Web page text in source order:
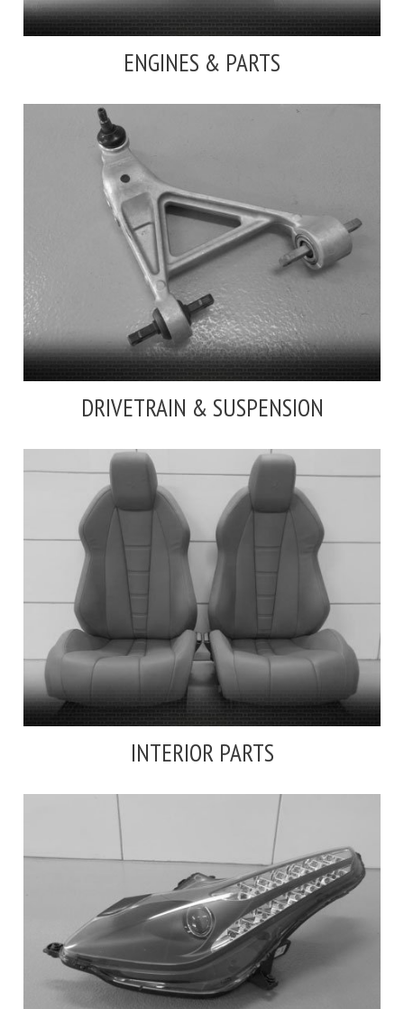
ENGINES & PARTS
DRIVETRAIN & SUSPENSION
INTERIOR PARTS